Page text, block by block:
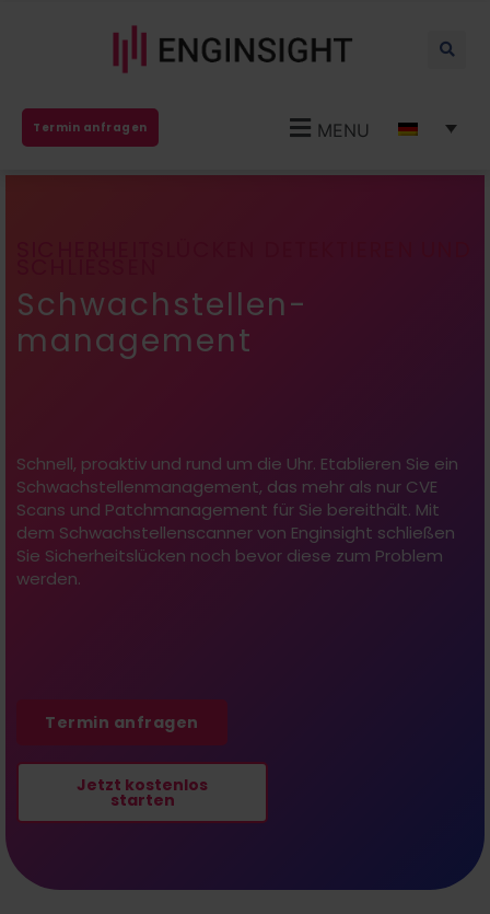
Termin anfragen MENU
Schwachstellen-
management
Schnell, proaktiv und rund um die Uhr. Etablieren Sie ein
Schwachstellenmanagement, das mehr als nur CVE
Scans und Patchmanagement für Sie bereithält. Mit
dem Schwachstellenscanner von Enginsight schließen
Sie Sicherheitslücken noch bevor diese zum Problem
werden.
Termin anfragen
Jetzt kostenlos
starten